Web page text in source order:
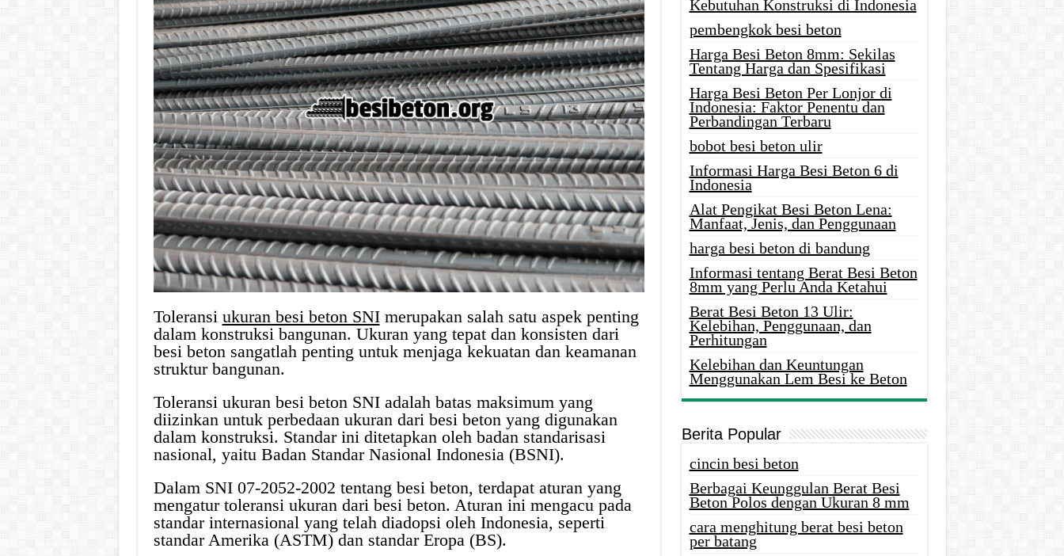
Toleransi ukuran besi beton SNImerupakan salah satu aspek penting
dalam konstruksi bangunan. Ukuran yang tepat dan konsisten dari
besi beton sangatlah penting untuk menjaga kekuatan dan keamanan
struktur bangunan.
Toleransi ukuran besi beton SNI adalah batas maksimum yang
diizinkan untuk perbedaan ukuran dari besi beton yang digunakan
dalam konstruksi. Standar ini ditetapkan oleh badan standarisasi
nasional, yaitu Badan Standar Nasional Indonesia (BSNI).
Dalam SNI 07-2052-2002 tentang besi beton, terdapat aturan yang
mengatur toleransi ukuran dari besi beton. Aturan ini mengacu pada
standar internasional yang telah diadopsi oleh Indonesia, seperti
standar Amerika (ASTM) dan standar Eropa (BS).
Kebutuhan Konstruksi di Indonesia
pembengkok besi beton
Harga Besi Beton 8mm: Sekilas
Tentang Harga dan Spesifikasi
Harga Besi Beton Per Lonjor di
Indonesia: Faktor Penentu dan
Perbandingan Terbaru
bobot besi beton ulir
Informasi Harga Besi Beton 6 di
Indonesia
Alat Pengikat Besi Beton Lena:
Manfaat, Jenis, dan Penggunaan
harga besi beton di bandung
Informasi tentang Berat Besi Beton
8mm yang Perlu Anda Ketahui
Berat Besi Beton 13 Ulir:
Kelebihan, Penggunaan, dan
Perhitungan
Kelebihan dan Keuntungan
Menggunakan Lem Besi ke Beton
Berita Popular
cincin besi beton
Berbagai Keunggulan Berat Besi
Beton Polos dengan Ukuran 8 mm
cara menghitung berat besi beton
per batang